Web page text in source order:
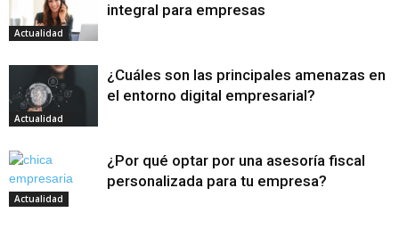
Actualidad
integral para empresas
Actualidad
¿Cuáles son las principales amenazas en
el entorno digital empresarial?
Actualidad
¿Por qué optar por una asesoría fiscal
personalizada para tu empresa?